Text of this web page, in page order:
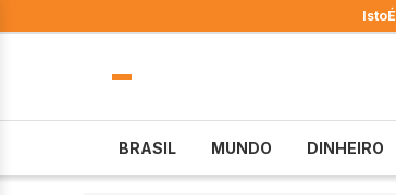
IstoÉ
BRASIL MUNDO DINHEIRO